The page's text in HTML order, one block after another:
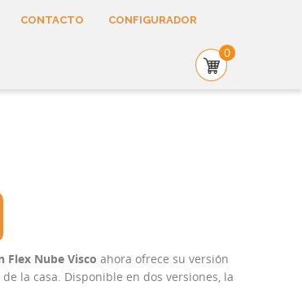
CONTACTO CONFIGURADOR
0
Flex Nube Visco ahora ofrece su versión
la casa. Disponible en dos versiones, la